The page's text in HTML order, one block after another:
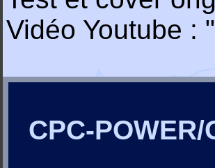
Vidéo Youtube : "
CPC-POWER/